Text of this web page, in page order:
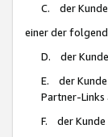
C. der Kunde
einer der
D. der
E. der Kunde
Partner-
F. der Kunde